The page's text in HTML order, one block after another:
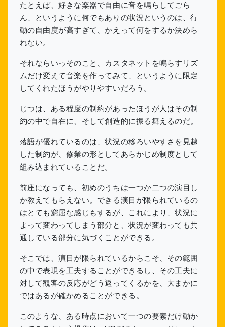
たとえば、好きな楽器で自由に音を鳴らしてごら
ん、というように何でもありの状況というのは、行
動の自由度が高すぎて、かえって何をするか決めら
れない。
それならいっそのこと、カスタネットを鳴らすリズ
ムだけ変えて音楽を作ってみて、というように限定
してくれたほうがやりやすいだろう。
じつは、ある程度の制約があったほうが人はその制
約の中で自在に、そして創造的に振る舞えるのだ。
落語が優れているのは、状況の移ろいやすさを見越
した制約が、修業の形としてあらかじめ制度として
組み込まれていることだ。
前座になっても、初めのうちは一つか二つの演目し
か教えてもらえない。できる演目が限られているの
はとても窮屈な感じもするが、これにより、状況に
よって変わってしまう部分と、状況が変わっても共
通している部分に気づくことができる。
そこでは、演目が限られているからこそ、その範囲
の中で表現を工夫することができるし、その工夫に
対して観客の反応がどう返ってくるかを、大まかに
ではあるが確かめることができる。
このような、ある時点において一つの要素だけ動か